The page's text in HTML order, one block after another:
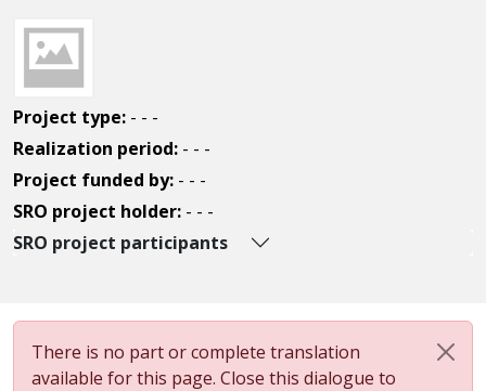
Project type: - - -
Realization period: - - -
Project funded by: - - -
SRO project holder: - - -
SRO project participants
There is no part or complete translation
available for this page. Close this dialogue to